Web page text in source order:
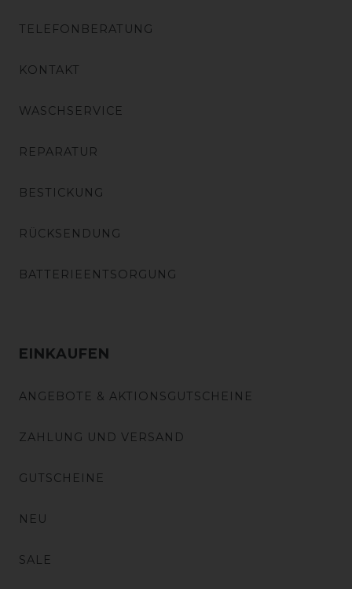
TELEFONBERATUNG
KONTAKT
WASCHSERVICE
REPARATUR
BESTICKUNG
RÜCKSENDUNG
BATTERIEENTSORGUNG
EINKAUFEN
ANGEBOTE & AKTIONSGUTSCHEINE
ZAHLUNG UND VERSAND
GUTSCHEINE
NEU
SALE